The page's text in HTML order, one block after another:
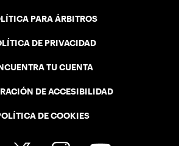
PARA ÁRBITROS
DE PRIVACIDAD
TU CUENTA
DE ACCESIBILIDAD
DE COOKIES